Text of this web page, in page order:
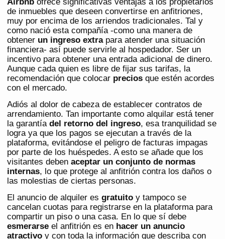
de inmuebles que deseen convertirse en anfitriones,
muy por encima de los arriendos tradicionales. Tal y
como nació esta compañía -como una manera de
obtener un ingreso extrapara atender una situación
financiera- así puede servirle al hospedador. Ser un
incentivo para obtener una entrada adicional de dinero.
Aunque cada quien es libre de fijar sus tarifas, la
recomendación que colocar precios que estén acordes
con el mercado.
Adiós al dolor de cabeza de establecer contratos de
arrendamiento. Tan importante como alquilar está tener
la garantía del retorno del ingreso, esa tranquilidad se
logra ya que los pagos se ejecutan a través de la
plataforma, evitándose el peligro de facturas impagas
por parte de los huéspedes. A esto se añade que los
visitantes deben aceptar un conjunto de normas
internas, lo que protege al anfitrión contra los daños o
las molestias de ciertas personas.
El anuncio de alquiler es gratuito y tampoco se
cancelan cuotas para registrarse en la plataforma para
compartir un piso o una casa. En lo que sí debe
esmerarse el anfitrión es en hacer un anuncio
atractivo y con toda la información que describa con